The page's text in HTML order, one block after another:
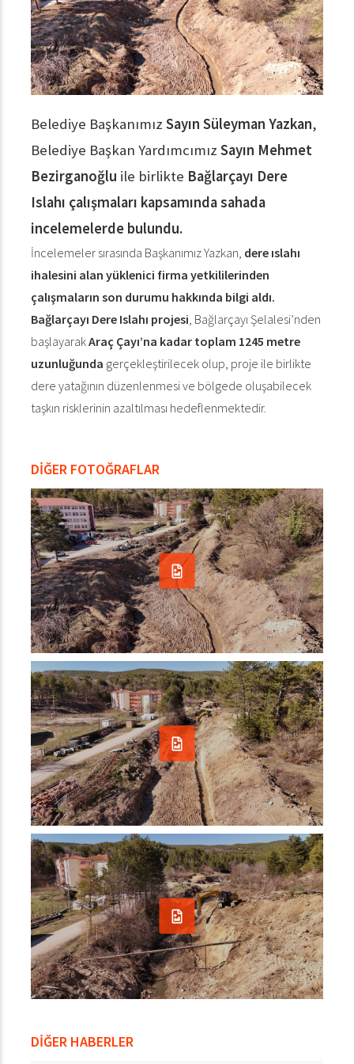
Belediye Başkanımız Sayın Süleyman Yazkan,
Belediye Başkan Yardımcımız Sayın Mehmet
Bezirganoğlu ile birlikte Bağlarçayı Dere
Islahı çalışmaları kapsamında sahada
incelemelerde bulundu.
İncelemeler sırasında Başkanımız Yazkan, dere ıslahı
ihalesini alan yüklenici firma yetkililerinden
çalışmaların son durumu hakkında bilgi aldı.
Bağlarçayı Dere Islahı projesi, Bağlarçayı Şelalesi’nden
başlayarakAraç Çayı’na kadar toplam 1245 metre
uzunluğunda gerçekleştirilecek olup, proje ile birlikte
dere yatağının düzenlenmesi ve bölgede oluşabilecek
taşkın risklerinin azaltılması hedeflenmektedir.
DİĞER FOTOĞRAFLAR
DİĞER HABERLER